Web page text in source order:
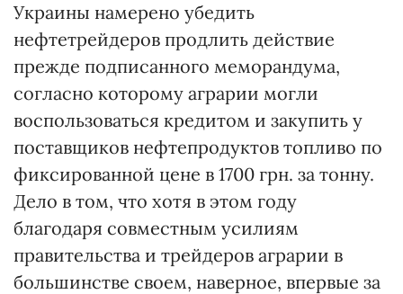
Украины намерено убедить
нефтетрейдеров продлить действие
прежде подписанного меморандума,
согласно которому аграрии могли
воспользоваться кредитом и закупить у
поставщиков нефтепродуктов топливо по
фиксированной цене в 1700 грн. за тонну.
Дело в том, что хотя в этом году
благодаря совместным усилиям
правительства и трейдеров аграрии в
большинстве своем, наверное, впервые за